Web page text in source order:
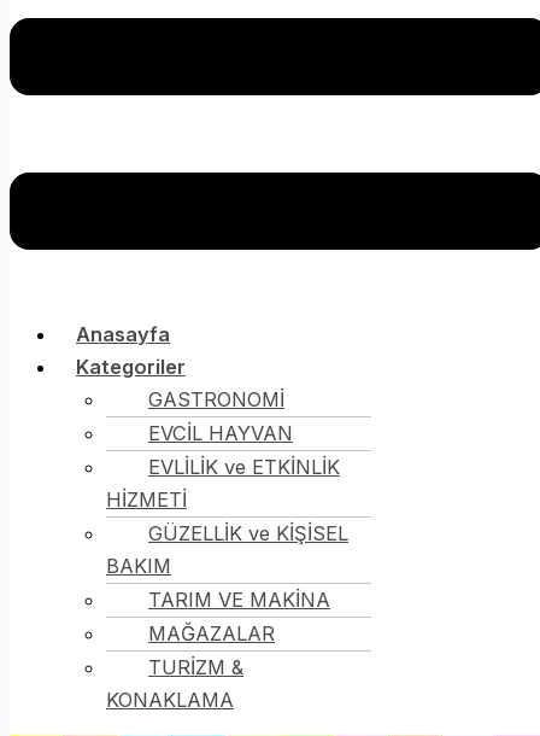
Anasayfa
Kategoriler
GASTRONOMİ
EVCİL HAYVAN
EVLİLİK ve ETKİNLİK
HİZMETİ
GÜZELLİK ve KİŞİSEL
BAKIM
TARIM VE MAKİNA
MAĞAZALAR
TURİZM &
KONAKLAMA